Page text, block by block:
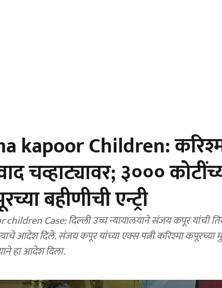
kapoor Children:
चव्हाट्यावर; ३०००
बहीणीची एन्ट्री
Case: दिल्ली उच्च न्यायालयाने संजय कपूर यांची
आदेश दिले. संजय कपूर यांच्या एक्स पत्नी करिश्मा
हा आदेश दिला.